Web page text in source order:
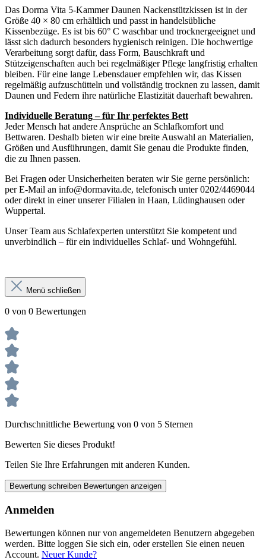
Das Dorma Vita 5-Kammer Daunen Nackenstützkissen ist in der
Größe 40 × 80 cm erhältlich und passt in handelsübliche
Kissenbezüge. Es ist bis 60° C waschbar und trocknergeeignet und
lässt sich dadurch besonders hygienisch reinigen. Die hochwertige
Verarbeitung sorgt dafür, dass Form, Bauschkraft und
Stützeigenschaften auch bei regelmäßiger Pflege langfristig erhalten
bleiben. Für eine lange Lebensdauer empfehlen wir, das Kissen
regelmäßig aufzuschütteln und vollständig trocknen zu lassen, damit
Daunen und Federn ihre natürliche Elastizität dauerhaft bewahren.
Individuelle Beratung – für Ihr perfektes Bett
Jeder Mensch hat andere Ansprüche an Schlafkomfort und
Bettwaren. Deshalb bieten wir eine breite Auswahl an Materialien,
Größen und Ausführungen, damit Sie genau die Produkte finden,
die zu Ihnen passen.
Bei Fragen oder Unsicherheiten beraten wir Sie gerne persönlich:
per E-Mail an info@dormavita.de, telefonisch unter 0202/4469044
oder direkt in einer unserer Filialen in Haan, Lüdinghausen oder
Wuppertal.
Unser Team aus Schlafexperten unterstützt Sie kompetent und
unverbindlich – für ein individuelles Schlaf- und Wohngefühl.
Menü schließen
0 von 0 Bewertungen
Durchschnittliche Bewertung von 0 von 5 Sternen
Bewerten Sie dieses Produkt!
Teilen Sie Ihre Erfahrungen mit anderen Kunden.
Bewertung schreiben Bewertungen anzeigen
Anmelden
Bewertungen können nur von angemeldeten Benutzern abgegeben
werden. Bitte loggen Sie sich ein, oder erstellen Sie einen neuen
Account. Neuer Kunde?